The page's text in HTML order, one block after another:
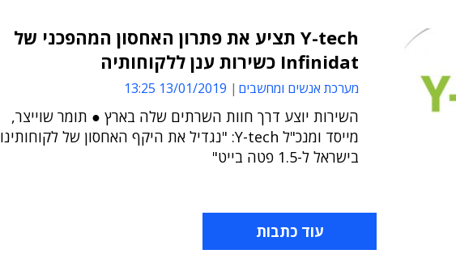
Y-tech תציע את פתרון האחסון המהפכני של
Infinidat כשירות ענן ללקוחותיה
מערכת אנשים ומחשבים 13/01/2019 13:25
השירות יוצע דרך חוות השרתים שלה בארץ ● תומר שוייצר,
מייסד ומנכ"ל Y-tech: "נגדיל את היקף האחסון של לקוחותינו
בישראל ל-1.5 פטה בייט"
עוד כתבות